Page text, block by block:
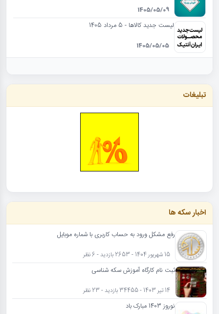
1405/05/09
لیست جدید کالاها - 5 مرداد 1405
1405/05/05
تبلیغات
اخبار سکه ها
رفع مشکل ورود به حساب کاربری با شماره موبایل
15 شهریور 1404 - 2653 بازدید - 6 نظر
ثبت نام کارگاه آموزش سکه شناسی
14 تیر 1403 - 34455 بازدید - 23 نظر
نوروز 1403 مبارک باد